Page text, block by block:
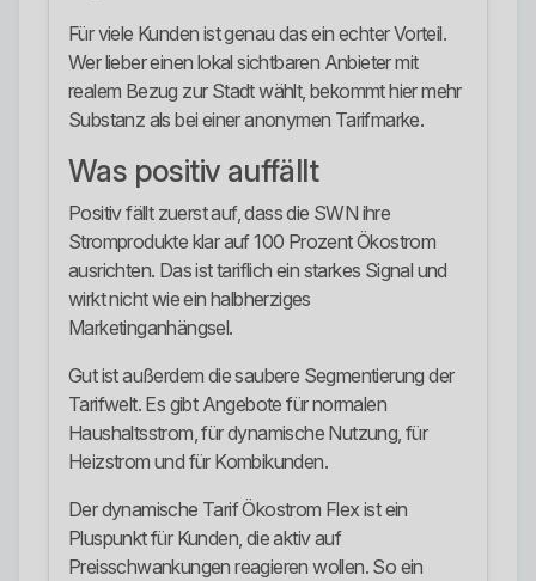
Für viele Kunden ist genau das ein echter Vorteil.
Wer lieber einen lokal sichtbaren Anbieter mit
realem Bezug zur Stadt wählt, bekommt hier mehr
Substanz als bei einer anonymen Tarifmarke.
Was positiv auffällt
Positiv fällt zuerst auf, dass die SWN ihre
Stromprodukte klar auf 100 Prozent Ökostrom
ausrichten. Das ist tariflich ein starkes Signal und
wirkt nicht wie ein halbherziges
Marketinganhängsel.
Gut ist außerdem die saubere Segmentierung der
Tarifwelt. Es gibt Angebote für normalen
Haushaltsstrom, für dynamische Nutzung, für
Heizstrom und für Kombikunden.
Der dynamische Tarif Ökostrom Flex ist ein
Pluspunkt für Kunden, die aktiv auf
Preisschwankungen reagieren wollen. So ein